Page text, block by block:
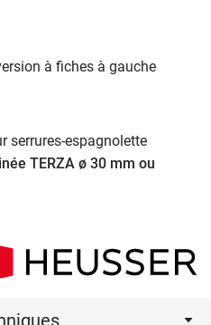
à fiches à gauche
serrures-espagnolette
TERZA ø 30 mm ou